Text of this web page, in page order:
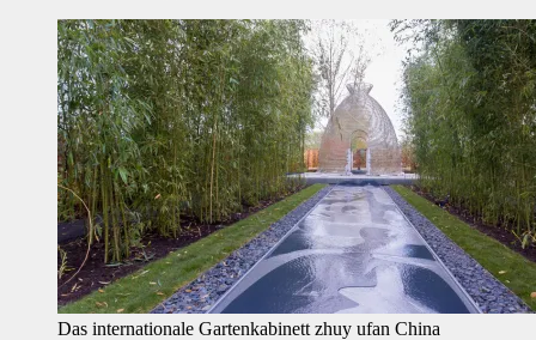
Das internationale Gartenkabinett zhuy ufan China